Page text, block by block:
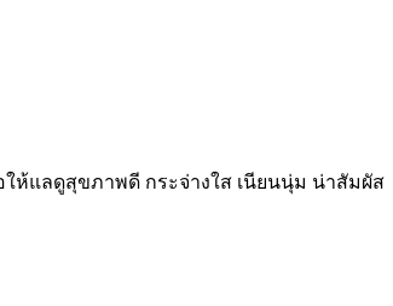
ห้แลดูสุขภาพดี กระจ่างใส เนียนนุ่ม น่าสัมผัส